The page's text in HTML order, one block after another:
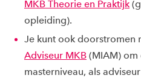
MKB Theorie en Praktijk
opleiding).
Je kunt ook doorstromen
Adviseur MKB (MIAM)
masterniveau, als